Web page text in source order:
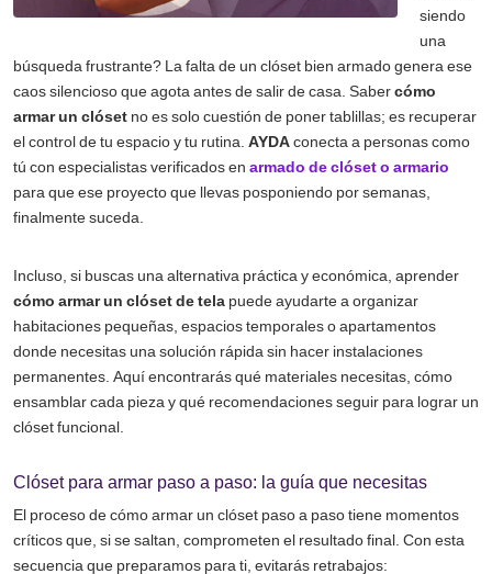
siendo
una
búsqueda frustrante? La falta de un clóset bien armado genera ese
caos silencioso que agota antes de salir de casa. Sabercómo
armar un clóset no es solo cuestión de poner tablillas; es recuperar
el control de tu espacio y tu rutina. AYDAconecta a personas como
tú con especialistas verificados en armado de clóset o armario
para que ese proyecto que llevas posponiendo por semanas,
finalmente suceda.
Incluso, si buscas una alternativa práctica y económica, aprender
cómo armar un clóset de tela puede ayudarte a organizar
habitaciones pequeñas, espacios temporales o apartamentos
donde necesitas una solución rápida sin hacer instalaciones
permanentes. Aquí encontrarás qué materiales necesitas, cómo
ensamblar cada pieza y qué recomendaciones seguir para lograr un
clóset funcional.
Clóset para armar paso a paso: la guía que necesitas
El proceso decómo armar un clóset paso a pasotiene momentos
críticos que, si se saltan, comprometen el resultado final. Con esta
secuencia que preparamos para ti, evitarás retrabajos: